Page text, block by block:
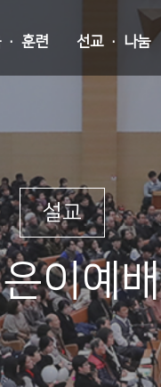
· 훈련 선교 · 나눔
설교
이예배